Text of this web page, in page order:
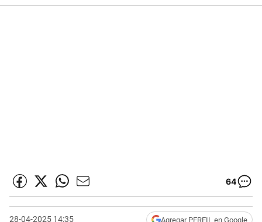
64
28-04-2025 14:35 Agregar PERFIL en Google